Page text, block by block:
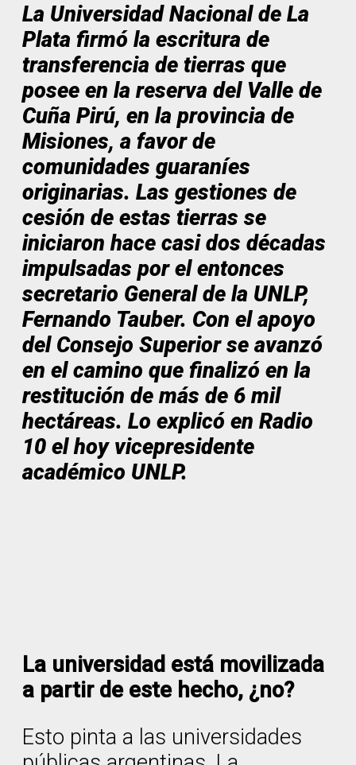
La Universidad Nacional de La
Plata firmó la escritura de
transferencia de tierras que
posee en la reserva del Valle de
Cuña Pirú, en la provincia de
Misiones, a favor de
comunidades guaraníes
originarias. Las gestiones de
cesión de estas tierras se
iniciaron hace casi dos décadas
impulsadas por el entonces
secretario General de la UNLP,
Fernando Tauber. Con el apoyo
del Consejo Superior se avanzó
en el camino que finalizó en la
restitución de más de 6 mil
hectáreas. Lo explicó en Radio
10 el hoy vicepresidente
académico UNLP.
La universidad está movilizada
a partir de este hecho, ¿no?
Esto pinta a las universidades